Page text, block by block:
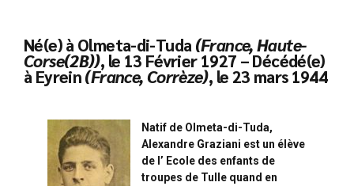
Né(e) à Olmeta-di-Tuda (France, Haute-
Corse(2B)), le 13 Février 1927 – Décédé(e)
à Eyrein(France, Corrèze), le 23 mars 1944
Natif de Olmeta-di-Tuda,
Alexandre Graziani est un élève
de l’ Ecole des enfants de
troupes de Tulle quand en